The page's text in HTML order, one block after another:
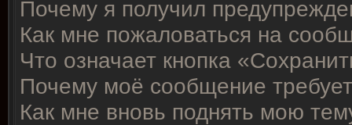
Почему я получил
Как мне пожаловаться на
Что означает кнопка
Почему моё сообщение
Как мне вновь поднять мою